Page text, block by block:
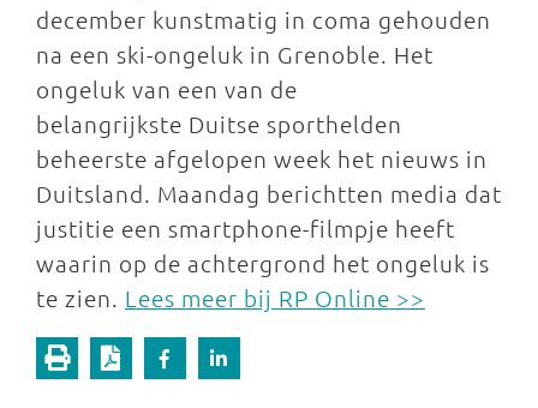
december kunstmatig in coma gehouden
na een ski-ongeluk in Grenoble. Het
ongeluk van een van de
belangrijkste Duitse sporthelden
beheerste afgelopen week het nieuws in
Duitsland. Maandag berichtten media dat
justitie een smartphone-filmpje heeft
waarin op de achtergrond het ongeluk is
te zien. Lees meer bij RP Online >>